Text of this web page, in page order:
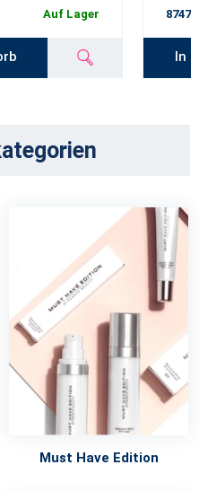
Auf Lager 8747
In
Must Have Edition